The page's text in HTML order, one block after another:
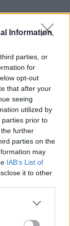
Information
parties, or
for
opt-out
that after your
seeing
utilized by
parties prior to
further
parties on the
may
IAB’s List of
it to other
more Google
may click to